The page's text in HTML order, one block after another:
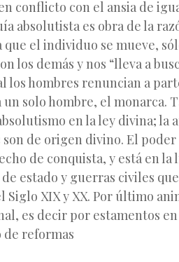
conflicto con el ansia de
absolutista es obra de la
el individuo se mueve,
los demás y nos “lleva a
hombres renuncian a
solo hombre, el monarca.
en la ley divina; la
de origen divino. El
de conquista, y está en la
estado y guerras civiles
XIX y XX. Por último
es decir por estamentos
reformas